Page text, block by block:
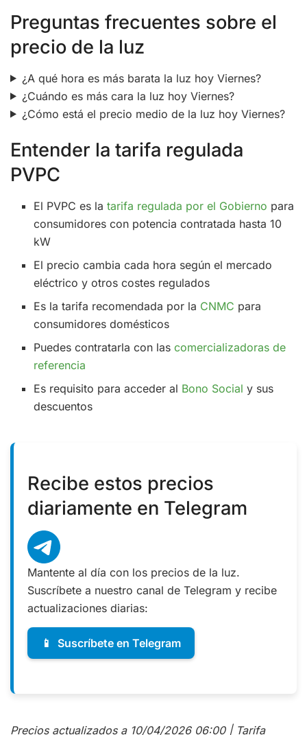
Preguntas frecuentes sobre el
precio de la luz
¿A qué hora es más barata la luz hoy Viernes?
¿Cuándo es más cara la luz hoy Viernes?
¿Cómo está el precio medio de la luz hoy Viernes?
Entender la tarifa regulada
PVPC
El PVPC es latarifa regulada por el Gobierno para
consumidores con potencia contratada hasta 10
kW
El precio cambia cada hora según el mercado
eléctrico y otros costes regulados
Es la tarifa recomendada por la CNMC para
consumidores domésticos
Puedes contratarla con lascomercializadoras de
referencia
Es requisito para acceder al Bono Social y sus
descuentos
Recibe estos precios
diariamente en Telegram
Mantente al día con los precios de la luz.
Suscríbete a nuestro canal de Telegram y recibe
actualizaciones diarias:
📱 Suscríbete en Telegram
Precios actualizados a 10/04/2026 06:00 | Tarifa